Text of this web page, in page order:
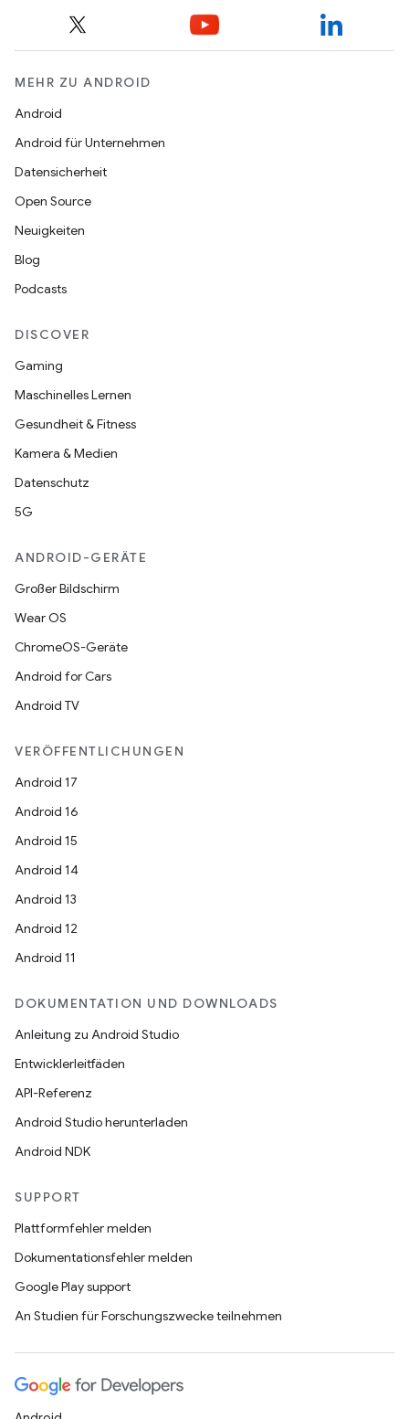
MEHR ZU ANDROID
Android
Android für Unternehmen
Datensicherheit
Open Source
Neuigkeiten
Blog
Podcasts
DISCOVER
Gaming
Maschinelles Lernen
Gesundheit & Fitness
Kamera & Medien
Datenschutz
5G
ANDROID-GERÄTE
Großer Bildschirm
Wear OS
ChromeOS-Geräte
Android for Cars
Android TV
VERÖFFENTLICHUNGEN
Android 17
Android 16
Android 15
Android 14
Android 13
Android 12
Android 11
DOKUMENTATION UND DOWNLOADS
Anleitung zu Android Studio
Entwicklerleitfäden
API-Referenz
Android Studio herunterladen
Android NDK
SUPPORT
Plattformfehler melden
Dokumentationsfehler melden
Google Play support
An Studien für Forschungszwecke teilnehmen